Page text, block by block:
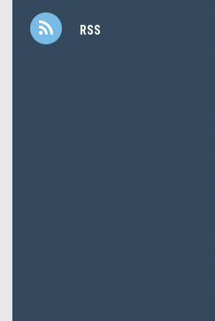
RSS